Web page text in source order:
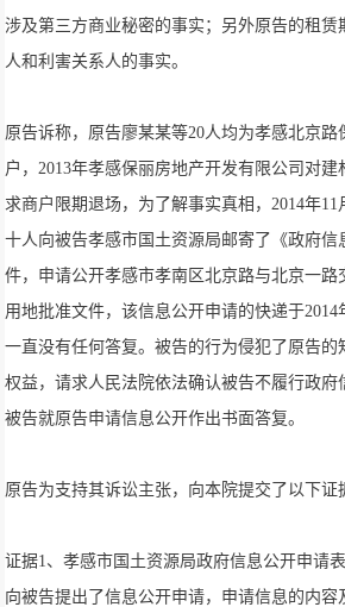
涉及第三方商业秘密的事实；另外原告的租赁
人和利害关系人的事实。
原告诉称，原告廖某某等20人均为孝感北京
户，2013年孝感保丽房地产开发有限公司对
求商户限期退场，为了解事实真相，2014年
十人向被告孝感市国土资源局邮寄了《政府信
件，申请公开孝感市孝南区北京路与北京一路
用地批准文件，该信息公开申请的快递于2014
一直没有任何答复。被告的行为侵犯了原告
权益，请求人民法院依法确认被告不履行政
被告就原告申请信息公开作出书面答复。
原告为支持其诉讼主张，向本院提交了以下证
证据1、孝感市国土资源局政府信息公开申请
向被告提出了信息公开申请，申请信息的内容